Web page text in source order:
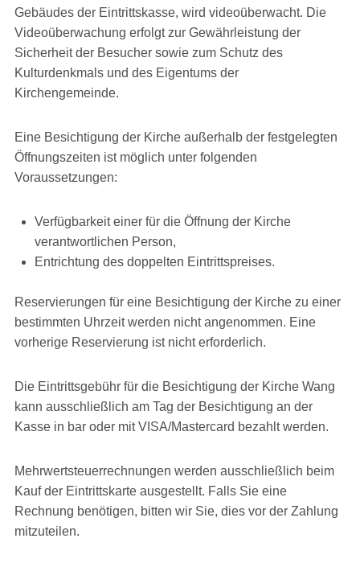
Gebäudes der Eintrittskasse, wird videoüberwacht. Die
Videoüberwachung erfolgt zur Gewährleistung der
Sicherheit der Besucher sowie zum Schutz des
Kulturdenkmals und des Eigentums der
Kirchengemeinde.
Eine Besichtigung der Kirche außerhalb der festgelegten
Öffnungszeiten ist möglich unter folgenden
Voraussetzungen:
Verfügbarkeit einer für die Öffnung der Kirche
verantwortlichen Person,
Entrichtung des doppelten Eintrittspreises.
Reservierungen für eine Besichtigung der Kirche zu einer
bestimmten Uhrzeit werden nicht angenommen. Eine
vorherige Reservierung ist nicht erforderlich.
Die Eintrittsgebühr für die Besichtigung der Kirche Wang
kann ausschließlich am Tag der Besichtigung an der
Kasse in bar oder mit VISA/Mastercard bezahlt werden.
Mehrwertsteuerrechnungen werden ausschließlich beim
Kauf der Eintrittskarte ausgestellt. Falls Sie eine
Rechnung benötigen, bitten wir Sie, dies vor der Zahlung
mitzuteilen.